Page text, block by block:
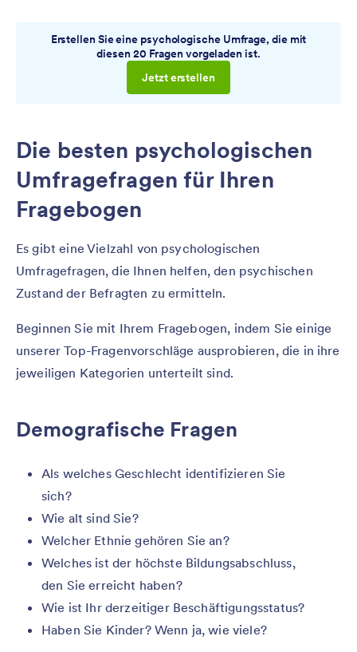
Erstellen Sie eine psychologische Umfrage, die mit
diesen 20 Fragen vorgeladen ist.
Jetzt erstellen
Die besten psychologischen
Umfragefragen für Ihren
Fragebogen
Es gibt eine Vielzahl von psychologischen
Umfragefragen, die Ihnen helfen, den psychischen
Zustand der Befragten zu ermitteln.
Beginnen Sie mit Ihrem Fragebogen, indem Sie einige
unserer Top-Fragenvorschläge ausprobieren, die in ihre
jeweiligen Kategorien unterteilt sind.
Demografische Fragen
Als welches Geschlecht identifizieren Sie
sich?
Wie alt sind Sie?
Welcher Ethnie gehören Sie an?
Welches ist der höchste Bildungsabschluss,
den Sie erreicht haben?
Wie ist Ihr derzeitiger Beschäftigungsstatus?
Haben Sie Kinder? Wenn ja, wie viele?